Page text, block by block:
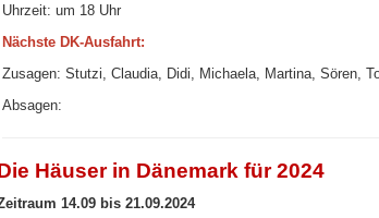
Uhrzeit: um 18 Uhr
Nächste DK-Ausfahrt:
Zusagen: Stutzi, Claudia, Didi, Michaela, Martina, Sören,
Absagen:
Häuser in Dänemark für 2024
14.09 bis 21.09.2024